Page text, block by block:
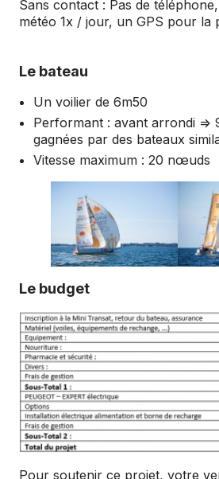
Sans contact : Pas de
météo 1x / jour, un GPS pour la
Le bateau
Un voilier de 6m50
Performant : avant arrondi =>
gagnées par des bateaux
Vitesse maximum : 20 nœuds
Le budget
Pour soutenir ce projet, votre